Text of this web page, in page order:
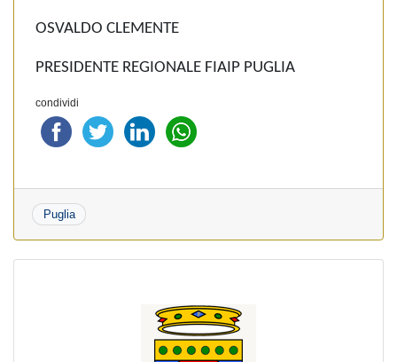
OSVALDO CLEMENTE
PRESIDENTE REGIONALE FIAIP PUGLIA
condividi
Puglia